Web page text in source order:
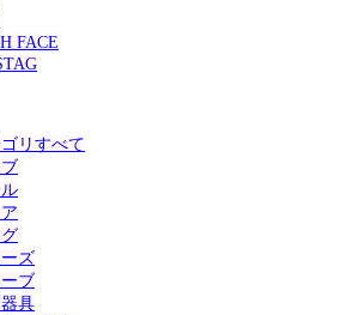
FACE
リすべて
ズ
ブ
具